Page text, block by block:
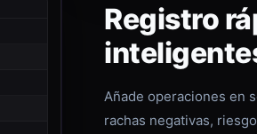
Registro
Añade operaciones en
rachas negativas,